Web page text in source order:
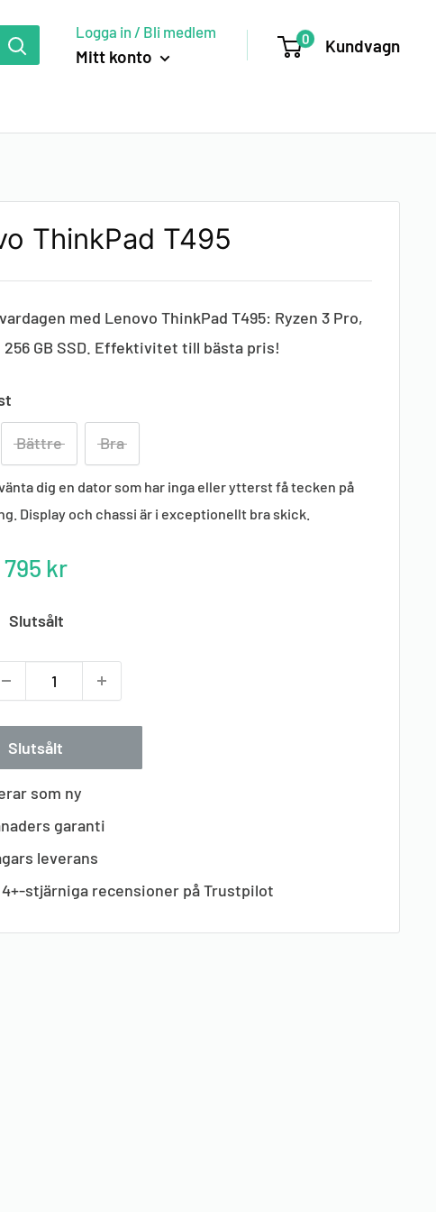
Logga in / Bli medlem
Mitt konto
0 Kundvagn
ThinkPad T495
med Lenovo ThinkPad T495: Ryzen 3 Pro,
256 GB SSD. Effektivitet till bästa pris!
Bättre Bra
dig en dator som har inga eller ytterst få tecken på
Display och chassi är i exceptionellt bra skick.
795 kr
Slutsålt
Slutsålt
som ny
garanti
leverans
4+-stjärniga recensioner på Trustpilot